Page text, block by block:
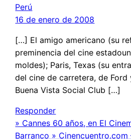
Perú
16 de enero de 2008
[…] El amigo americano (su
preminencia del cine
moldes); Paris, Texas (su
del cine de carretera, de Ford
Buena Vista Social Club […]
Responder
» Cannes 60 años, en El
Barranco »